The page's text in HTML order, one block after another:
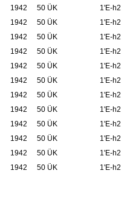
1942 50 ÜK 1'E-h2
1942 50 ÜK 1'E-h2
1942 50 ÜK 1'E-h2
1942 50 ÜK 1'E-h2
1942 50 ÜK 1'E-h2
1942 50 ÜK 1'E-h2
1942 50 ÜK 1'E-h2
1942 50 ÜK 1'E-h2
1942 50 ÜK 1'E-h2
1942 50 ÜK 1'E-h2
1942 50 ÜK 1'E-h2
1942 50 ÜK 1'E-h2